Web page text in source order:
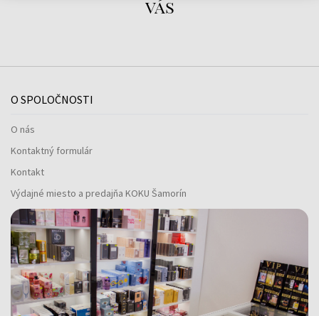
vás
O SPOLOČNOSTI
O nás
Kontaktný formulár
Kontakt
Výdajné miesto a predajňa KOKU Šamorín